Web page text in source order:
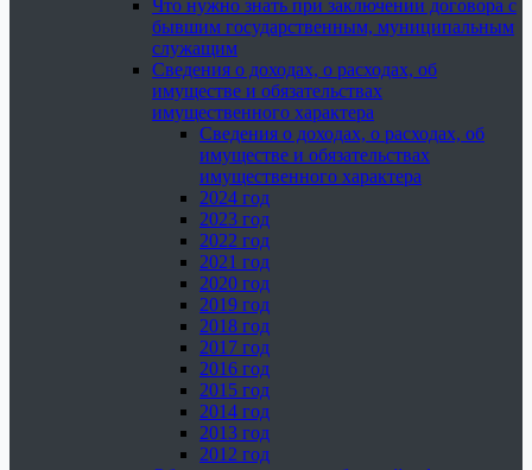
Что нужно знать при заключении договора с
бывшим государственным, муниципальным
служащим
Сведения о доходах, о расходах, об
имуществе и обязательствах
имущественного характера
Сведения о доходах, о расходах, об
имуществе и обязательствах
имущественного характера
2024 год
2023 год
2022 год
2021 год
2020 год
2019 год
2018 год
2017 год
2016 год
2015 год
2014 год
2013 год
2012 год